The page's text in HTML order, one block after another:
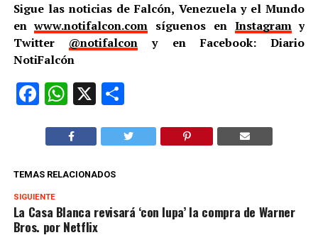
Sigue las noticias de Falcón, Venezuela y el Mundo
enwww.notifalcon.com síguenos en Instagramy
Twitter @notifalcon y en Facebook: Diario
NotiFalcón
Facebook
WhatsApp
X
TEMAS RELACIONADOS
SIGUIENTE
La Casa Blanca revisará ‘con lupa’ la compra de Warner
Bros. por Netflix